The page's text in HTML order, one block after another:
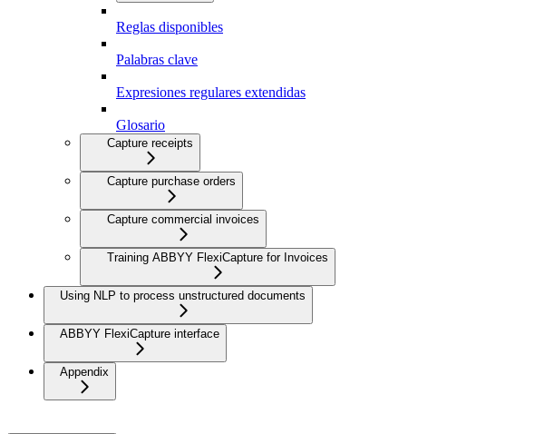
Reglas disponibles
Palabras clave
Expresiones regulares extendidas
Glosario
Capture receipts
Capture purchase orders
Capture commercial invoices
Training ABBYY FlexiCapture for Invoices
Using NLP to process unstructured documents
ABBYY FlexiCapture interface
Appendix